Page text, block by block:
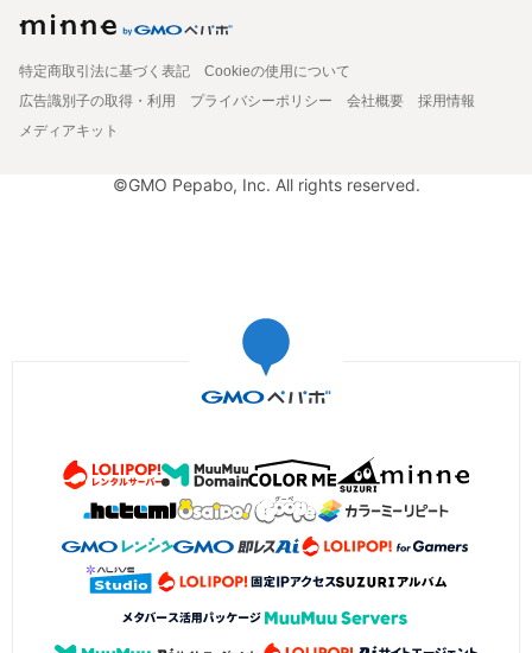
特定商取引法に基づく表記
Cookieの使用について
広告識別子の取得・利用
プライバシーポリシー 会社概要
採用情報
メディアキット
©GMO Pepabo, Inc. All rights reserved.